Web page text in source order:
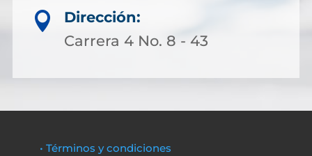

Dirección:
Carrera 4 No. 8 - 43
• Términos y condiciones